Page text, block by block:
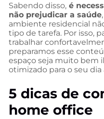
Sabendo disso, é
não prejudicar a saúde
ambiente residencial
tipo de tarefa. Por isso,
trabalhar
preparamos esse
espaço seja muito bem
otimizado para o seu dia
5 dicas de
home office